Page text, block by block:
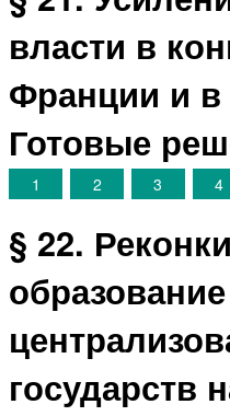
власти в
Франции и в
Готовые
1 2 3 4
§ 22.
образование
государств